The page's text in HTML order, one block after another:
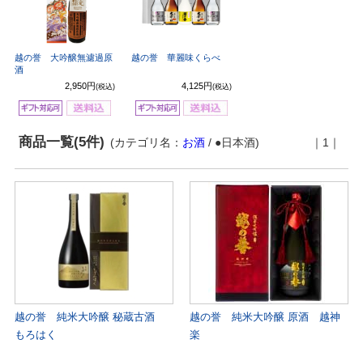
越の誉 大吟醸無濾過原
酒
2,950円 (税込)
越の誉 華麗味くらべ
4,125円 (税込)
商品一覧(5件) ｜1｜
(カテゴリ名： お酒/ ●日本酒)
越の誉 純米大吟醸 秘蔵古酒
もろはく
越の誉 純米大吟醸 原酒 越神
楽